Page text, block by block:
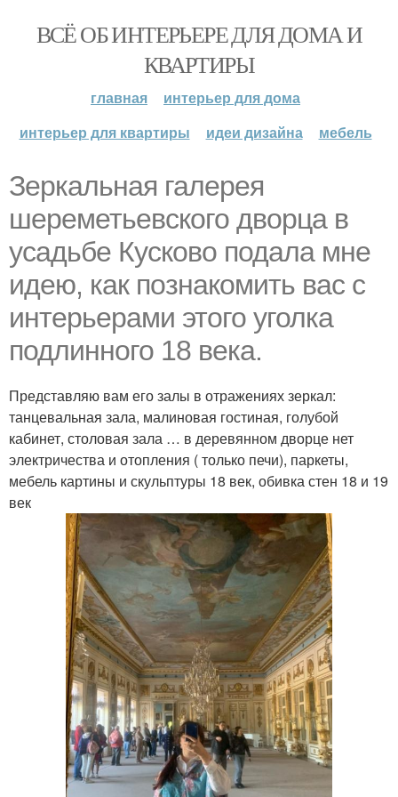
ВСЁ ОБ ИНТЕРЬЕРЕ ДЛЯ ДОМА И
КВАРТИРЫ
главная
интерьер для дома
интерьер для квартиры
идеи дизайна мебель
Зеркальная галерея
шереметьевского дворца в
усадьбе Кусково подала мне
идею, как познакомить вас с
интерьерами этого уголка
подлинного 18 века.
Представляю вам его залы в отражениях зеркал:
танцевальная зала, малиновая гостиная, голубой
кабинет, столовая зала … в деревянном дворце нет
электричества и отопления ( только печи), паркеты,
мебель картины и скульптуры 18 век, обивка стен 18 и 19
век